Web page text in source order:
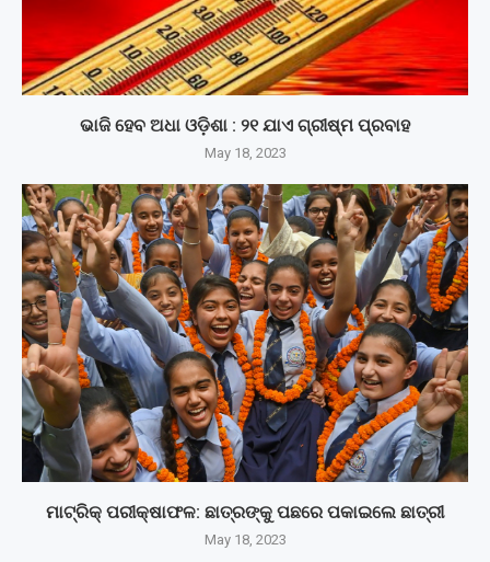
ଭାଜି ହେବ ଅଧା ଓଡ଼ିଶା : ୨୧ ଯାଏ ଗ୍ରୀଷ୍ମ ପ୍ରବାହ
May 18, 2023
ମାଟ୍ରିକ୍‌ ପରୀକ୍ଷାଫଳ: ଛାତ୍ରଙ୍କୁ ପଛରେ ପକାଇଲେ ଛାତ୍ରୀ
May 18, 2023